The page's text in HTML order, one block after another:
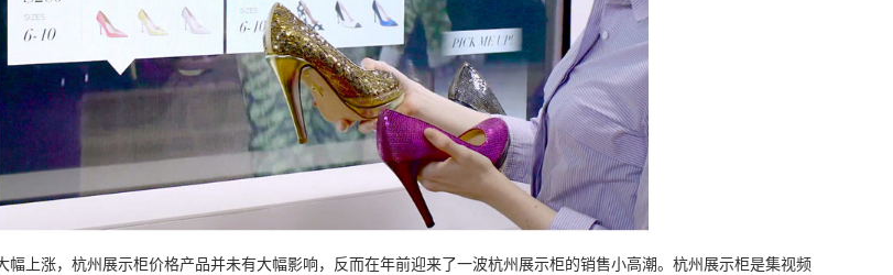
上涨，杭州展示柜价格产品并未有大幅影响，反而在年前迎来了一波杭州展示柜的销售小高潮。杭州展示柜是集视频